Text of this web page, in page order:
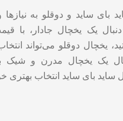
بای ساید و دوقلو به
یک یخچال جادار، با
یخچال دوقلو می‌تواند
یک یخچال مدرن و شیک
ساید بای ساید انتخاب بهتری